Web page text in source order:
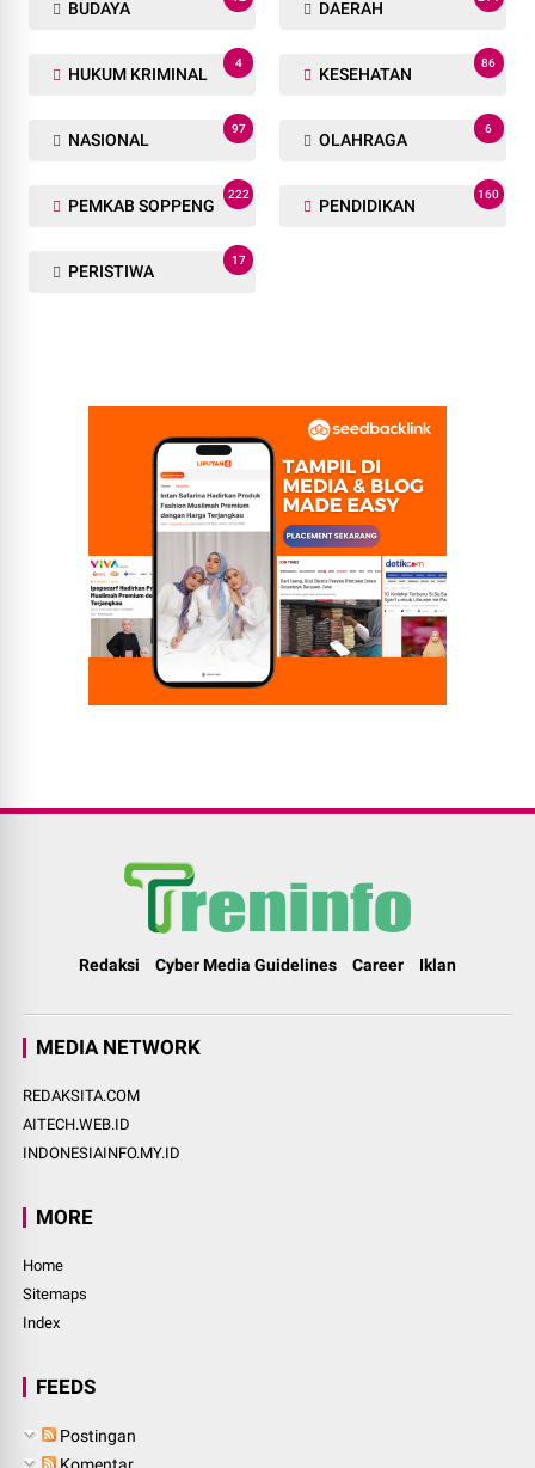
BUDAYA DAERAH
HUKUM KRIMINAL
4
KESEHATAN
86
NASIONAL
97
OLAHRAGA
6
PEMKAB SOPPENG
222
PENDIDIKAN
160
PERISTIWA
17
Redaksi Cyber Media Guidelines Career Iklan
MEDIA NETWORK
REDAKSITA.COM
AITECH.WEB.ID
INDONESIAINFO.MY.ID
MORE
Home
Sitemaps
Index
FEEDS
Postingan